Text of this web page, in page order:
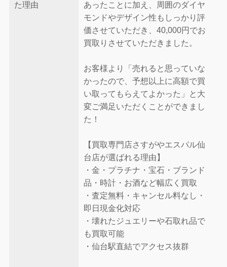
た理由
あったことに加え、周囲のダイヤ
モンドやデザイン性もしっかり評
価させていただき、40,000円でお
買取りさせていただきました。
お客様より「売れると思っていな
かったので、予想以上に高額で買
い取ってもらえてよかった」と大
変ご満足いただくことができまし
た！
【買取専門店さすがやエスパル仙
台店が選ばれる理由】
・金・プラチナ・宝石・ブランド
品・時計・お酒など幅広く買取
・査定無料・キャンセル料なし・
即日現金化対応
・壊れたジュエリーや石取れ品で
も買取可能
・仙台駅直結でアクセス抜群